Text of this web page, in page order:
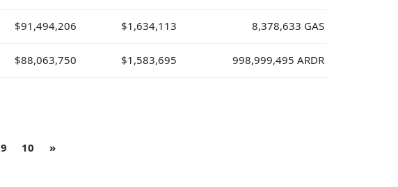
$91,494,206 $1,634,113 8,378,633 GAS
$88,063,750 $1,583,695 998,999,495 ARDR
9 10 »